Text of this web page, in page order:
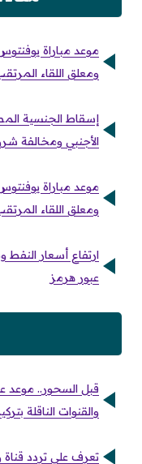
موعد مباراة يوفنتوس
ومعلق اللقاء
إسقاط الجنسية
الأجنبي ومخالفة
موعد مباراة يوفنتوس
ومعلق اللقاء
ارتفاع أسعار
عبور هرمز
والقنوات الناقلة
تعرف على تردد